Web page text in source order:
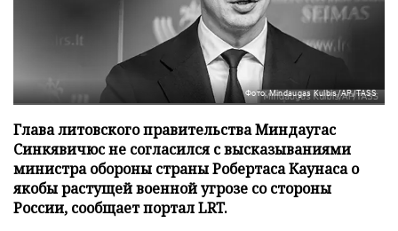
Фото: Mindaugas Kulbis/AP/TASS
Глава литовского правительства Миндаугас
Синкявичюс не согласился с высказываниями
министра обороны страны Робертаса Каунаса о
якобы растущей военной угрозе со стороны
России, сообщает портал LRT.